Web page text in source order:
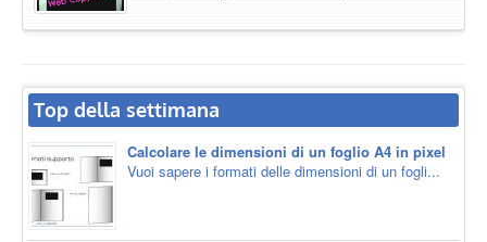
Top della settimana
Calcolare le dimensioni di un foglio A4 in pixel
Vuoi sapere i formati delle dimensioni di un fogli...